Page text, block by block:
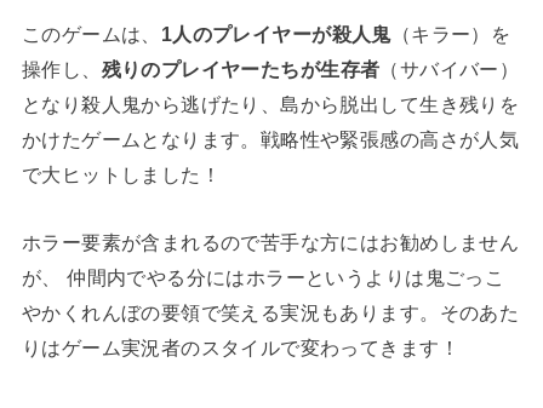
このゲームは、 1人のプレイヤーが殺人鬼（キラー）を
操作し、 残りのプレイヤーたちが生存者 （サバイバー）
となり殺人鬼から逃げたり、島から脱出して生き残りを
かけたゲームとなります。戦略性や緊張感の高さが人気
で大ヒットしました！
ホラー要素が含まれるので苦手な方にはお勧めしません
が、 仲間内でやる分にはホラーというよりは鬼ごっこ
やかくれんぼの要領で笑える実況もあります。そのあた
りはゲーム実況者のスタイルで変わってきます！